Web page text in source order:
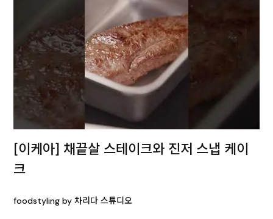
[이케아] 채끝살 스테이크와 진저 스냅 케이
크
foodstyling by 차리다 스튜디오